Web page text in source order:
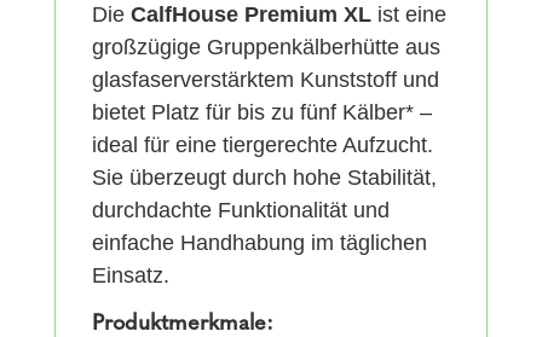
Die CalfHouse Premium XList eine
großzügige Gruppenkälberhütte aus
glasfaserverstärktem Kunststoff und
bietet Platz für bis zu fünf Kälber* –
ideal für eine tiergerechte Aufzucht.
Sie überzeugt durch hohe Stabilität,
durchdachte Funktionalität und
einfache Handhabung im täglichen
Einsatz.
Produktmerkmale: